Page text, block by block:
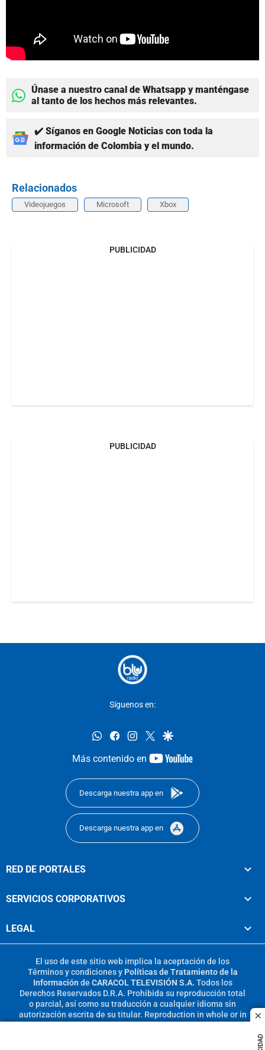
Únase a nuestro canal de Whatsapp y manténgase
al tanto de los hechos más relevantes.
✔️ Síganos en Google Noticias con toda la
información de Colombia y el mundo.
Relacionados
Videojuegos Microsoft Xbox
PUBLICIDAD
PUBLICIDAD
Síguenos en:
whatsappfacebookinstagram
twittergoogle
Más contenido en
youtube-
Descarga nuestra app en
Descarga nuestra app en
RED DE PORTALES
SERVICIOS CORPORATIVOS
LEGAL
El uso de este sitio web implica la aceptación de los
Términos y condicionesy Políticas de Tratamiento de la
Información de CARACOL TELEVISIÓN S.A. Todos los
Derechos Reservados D.R.A. Prohibida su reproducción total
o parcial, así como su traducción a cualquier idioma sin
autorización escrita de su titular. Reproduction in whole or in